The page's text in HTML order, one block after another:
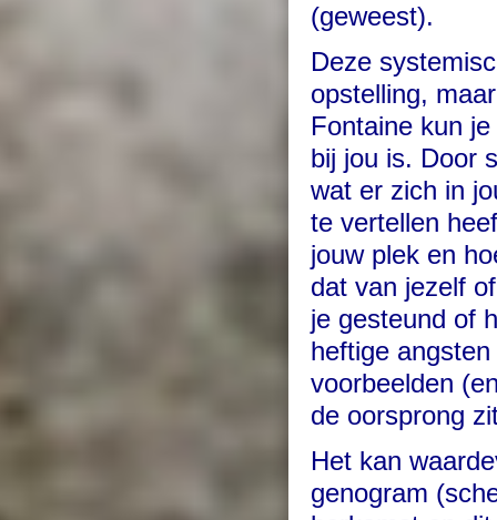
(geweest).
Deze
opstelling,
Fontaine kun
bij jou is. Door
wat er zich in
te vertellen
jouw plek en
dat van jezelf
je gesteund of
heftige
voorbeelden
de oorsprong
Het kan
genogram